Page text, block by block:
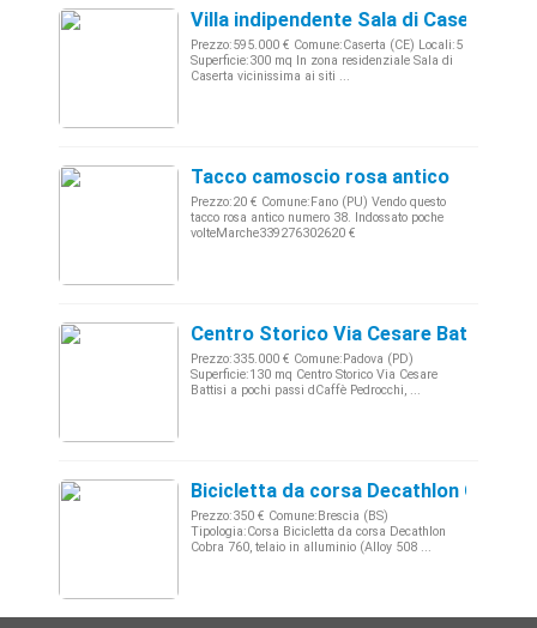
Villa indipendente Sala di Caserta
Prezzo:595.000 € Comune:Caserta (CE) Locali:5
Superficie:300 mq In zona residenziale Sala di
Caserta vicinissima ai siti ...
Tacco camoscio rosa antico
Prezzo:20 € Comune:Fano (PU) Vendo questo
tacco rosa antico numero 38. Indossato poche
volteMarche339276302620 €
Centro Storico Via Cesare Battisti
Prezzo:335.000 € Comune:Padova (PD)
Superficie:130 mq Centro Storico Via Cesare
Battisi a pochi passi dCaffè Pedrocchi, ...
Bicicletta da corsa Decathlon Cobra
Prezzo:350 € Comune:Brescia (BS)
Tipologia:Corsa Bicicletta da corsa Decathlon
Cobra 760, telaio in alluminio (Alloy 508 ...